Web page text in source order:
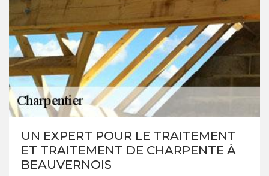
UN EXPERT POUR LE TRAITEMENT
ET TRAITEMENT DE CHARPENTE À
BEAUVERNOIS